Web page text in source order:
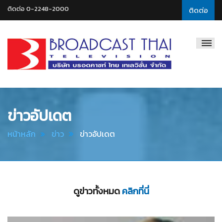
ติดต่อ
ติดต่อ 0-2248-2000
Thai
ข่าวอัปเดต
หน้าหลัก ข่าว ข่าวอัปเดต
ดูข่าวทั้งหมดคลิกที่นี่